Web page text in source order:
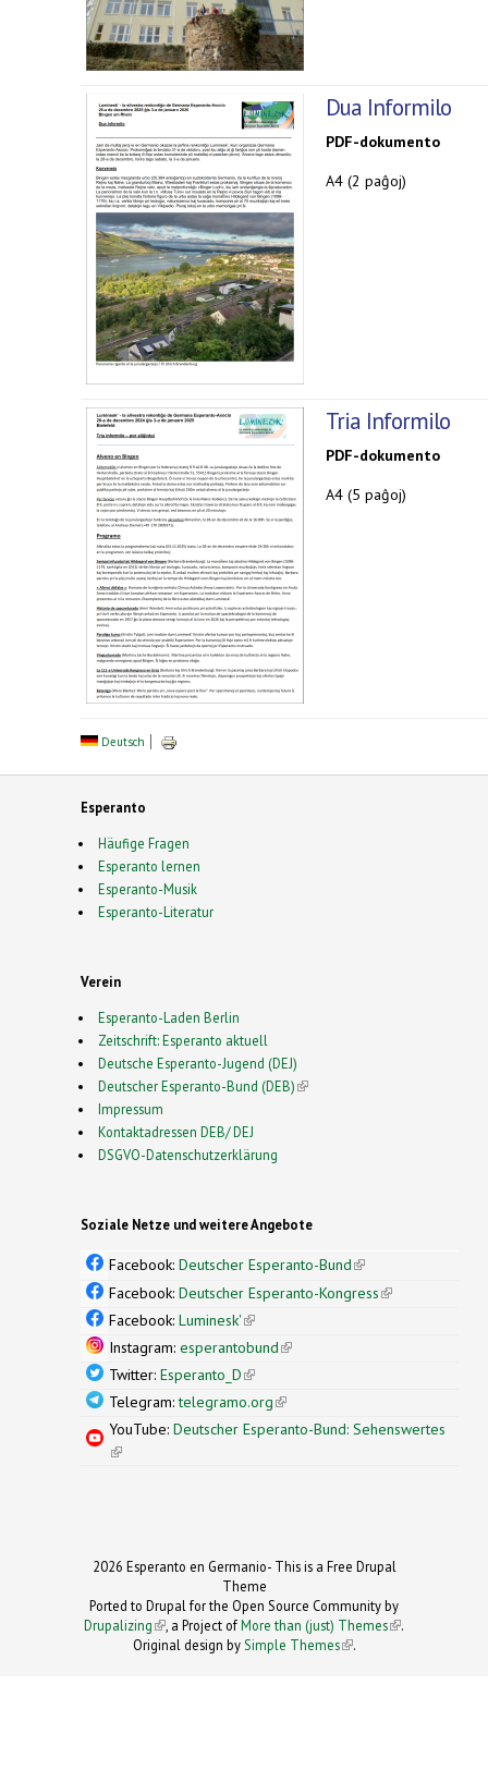
Dua Informilo
PDF-dokumento
A4 (2 paĝoj)
Tria Informilo
PDF-dokumento
A4 (5 paĝoj)
Deutsch
Esperanto
Häufige Fragen
Esperanto lernen
Esperanto-Musik
Esperanto-Literatur
Verein
Esperanto-Laden Berlin
Zeitschrift: Esperanto aktuell
Deutsche Esperanto-Jugend (DEJ)
Deutscher Esperanto-Bund (DEB)(link is external)
Impressum
Kontaktadressen DEB/ DEJ
DSGVO-Datenschutzerklärung
Soziale Netze und weitere Angebote
Facebook: Deutscher Esperanto-Bund(link is
external)
Facebook: Deutscher Esperanto-Kongress(link is
Facebook: Luminesk'(link is external)
Instagram: esperantobund(link is external)
Twitter: Esperanto_D(link is external)
Telegram:telegramo.org(link is external)
YouTube: Deutscher Esperanto-Bund: Sehenswertes
(link is external)
2026 Esperanto en Germanio- This is a Free Drupal
Theme
Ported to Drupal for the Open Source Community by
Drupalizing(link is external)
, a Project ofMore than (just) Themes (link is
.
Original design by Simple Themes
(link is
.